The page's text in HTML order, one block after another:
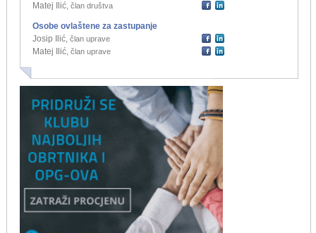
Matej Ilić, član društva
Osobe ovlaštene za zastupanje
Josip Ilić, član uprave
Matej Ilić, član uprave